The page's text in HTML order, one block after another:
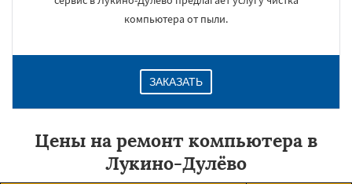
компьютера от пыли.
ЗАКАЗАТЬ
Цены на ремонт компьютера в
Лукино-Дулёво